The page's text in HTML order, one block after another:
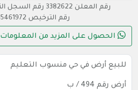
رقم المعلن 3382622 رقم السجل التجاري 3250375550
رقم الترخيص 42085461972
الحصول على المزيد من المعلومات
للبيع أرض في حي منسوب التعليم
أرض رقم 494 / ب